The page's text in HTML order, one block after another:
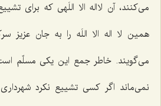
می‌کنند، آن لااله الا اللَهی که برای
همین لا اله الا اللَه را به جان عزیز
می‌گویند. خاطر جمع این یکی مسلّم
نمی‌ماند اگر کسی تشییع نکرد